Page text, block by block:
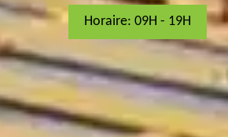
Horaire: 09H - 19H